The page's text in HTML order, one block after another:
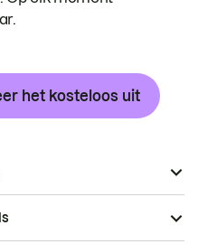
het kosteloos uit